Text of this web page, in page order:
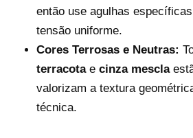
então use agulhas
tensão uniforme.
Cores Terrosas e Neutras:
terracotae cinza mescla
valorizam a textura
técnica.